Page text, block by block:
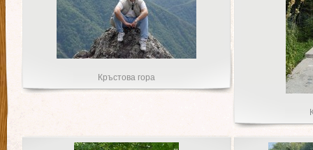
Кръстова гора